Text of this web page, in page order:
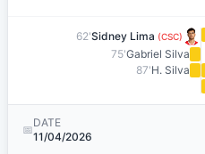
Sidney Lima (CSC)
62'
Gabriel Silva
75'
H. Silva
87'
📅
DATE
11/04/2026